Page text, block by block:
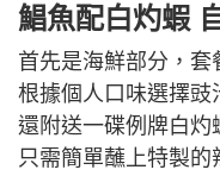
鯧魚配白灼蝦
首先是海鮮部分，套
根據個人口味選擇豉
還附送一碟例牌白灼
只需簡單蘸上特製